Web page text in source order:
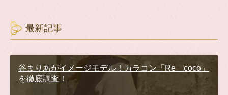
最新記事
谷まりあがイメージモデル！カラコン「Re coco」
を徹底調査！